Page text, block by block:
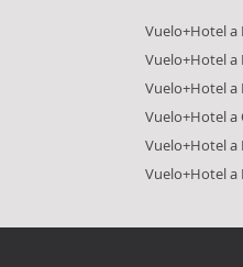
Vuelo+Hotel a
Vuelo+Hotel a
Vuelo+Hotel a
Vuelo+Hotel a
Vuelo+Hotel a
Vuelo+Hotel a